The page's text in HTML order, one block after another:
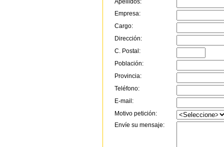
Apellidos:
Empresa:
Cargo:
Dirección:
C. Postal:
Población:
Provincia:
Teléfono:
E-mail:
Motivo petición:
Envíe su mensaje: